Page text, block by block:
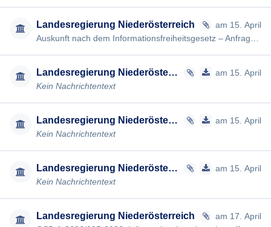
Landesregierung Niederösterreich
am 15. April
Landesregierung Niederösterreich
am 15. April
Kein Nachrichtentext
Landesregierung Niederösterreich
am 15. April
Kein Nachrichtentext
Landesregierung Niederösterreich
am 15. April
Kein Nachrichtentext
Landesregierung Niederösterreich
am 17. April